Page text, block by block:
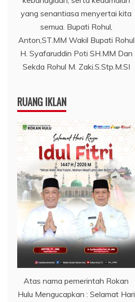
yang senantiasa menyertai kita
semua. Bupati Rohul,
Anton,ST.MM Wakil Bupati Rohul
H. Syafaruddin Poti SH.MM Dan
Sekda Rohul M. Zaki.S.Stp.M.SI
RUANG IKLAN
Atas nama pemerintah Rokan
Hulu Mengucapkan : Selamat Hari